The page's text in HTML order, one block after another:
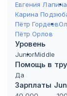
Евгения Лапина
Карина
Пётр Гордеев
Пётр Орлов
Уровень
JuniorMiddle
Помощь в
Да
Зарплаты